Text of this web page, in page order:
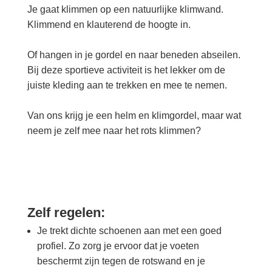
Je gaat klimmen op een natuurlijke klimwand.
Klimmend en klauterend de hoogte in.
Of hangen in je gordel en naar beneden abseilen.
Bij deze sportieve activiteit is het lekker om de
juiste kleding aan te trekken en mee te nemen.
Van ons krijg je een helm en klimgordel, maar wat
neem je zelf mee naar het rots klimmen?
Zelf regelen:
Je trekt dichte schoenen aan met een goed
profiel. Zo zorg je ervoor dat je voeten
beschermt zijn tegen de rotswand en je